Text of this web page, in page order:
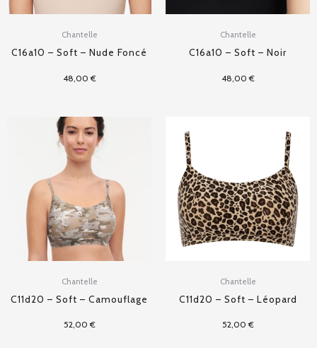
Chantelle
C16a10 – Soft – Nude Foncé
48,00€
Chantelle
C16a10 – Soft – Noir
48,00€
Chantelle
C11d20 – Soft – Camouflage
52,00€
Chantelle
C11d20 – Soft – Léopard
52,00€